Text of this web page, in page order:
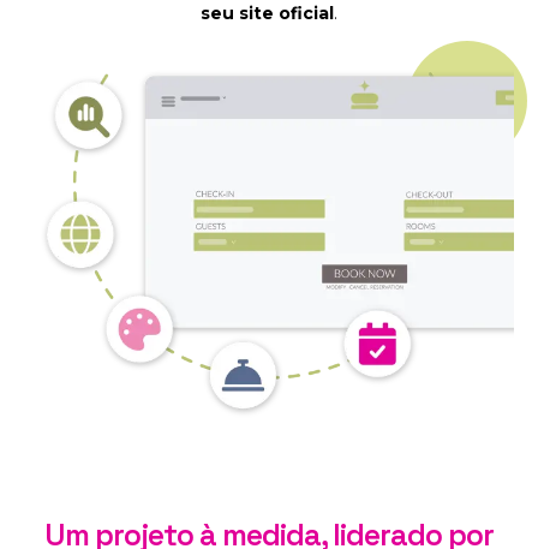
seu site oficial.
Um projeto à medida, liderado por